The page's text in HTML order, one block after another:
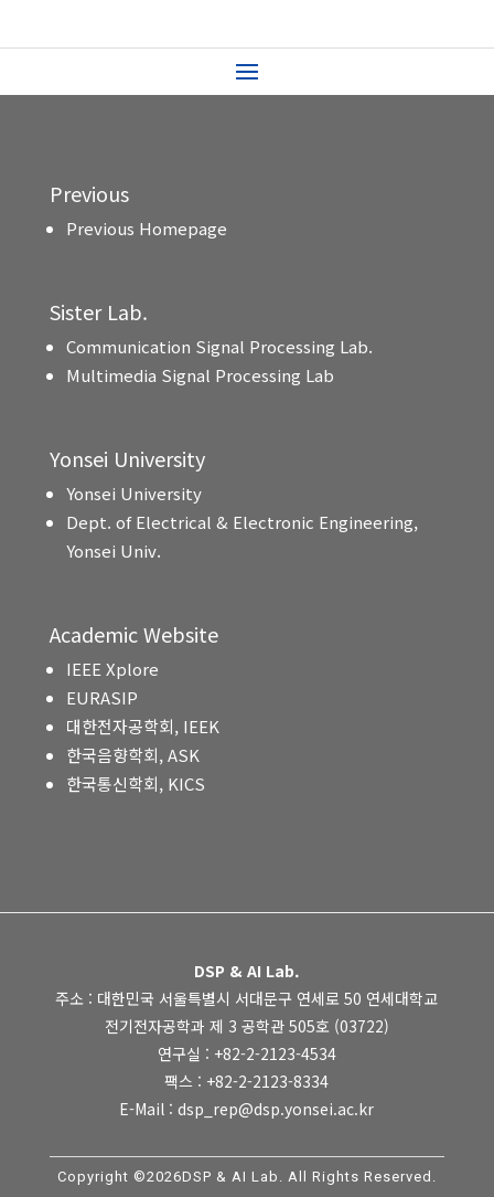
Previous
Previous Homepage
Sister Lab.
Communication Signal Processing Lab.
Multimedia Signal Processing Lab
Yonsei University
Yonsei University
Dept. of Electrical & Electronic Engineering,
Yonsei Univ.
Academic Website
IEEE Xplore
EURASIP
대한전자공학회, IEEK
한국음향학회, ASK
한국통신학회, KICS
DSP & AI Lab.
주소 : 대한민국 서울특별시 서대문구 연세로 50 연세대학교
전기전자공학과 제 3 공학관 505호 (03722)
연구실 : +82-2-2123-4534
팩스 : +82-2-2123-8334
E-Mail : dsp_rep@dsp.yonsei.ac.kr
Copyright ©2026DSP & AI Lab. All Rights Reserved.